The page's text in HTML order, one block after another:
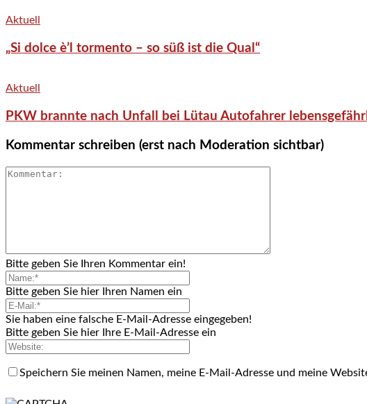
Aktuell
„Si dolce è’l tormento – so süß ist die Qual“
Aktuell
PKW brannte nach Unfall bei Lütau Autofahrer
Kommentar schreiben (erst nach Moderation sichtbar)
Bitte geben Sie Ihren Kommentar ein!
Bitte geben Sie hier Ihren Namen ein
Sie haben eine falsche E-Mail-Adresse eingegeben!
Bitte geben Sie hier Ihre E-Mail-Adresse ein
Speichern Sie meinen Namen, meine E-Mail-Adresse und meine